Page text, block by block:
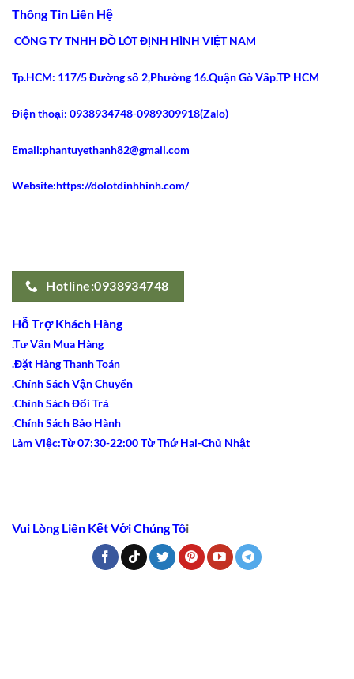
2026
Eo
Nhất
2026
Gen
Bụng
Latex
2021
Gây
Sốt
Thông Tin Liên Hệ
CÔNG TY TNHH ĐỒ LÓT ĐỊNH HÌNH VIỆT NAM
Tp.HCM: 117/5 Đường số 2,Phường 16.Quận Gò Vấp.TP HCM
Điện thoại: 0938934748-0989309918(Zalo)
Email:phantuyethanh82@gmail.com
Website:https://dolotdinhhinh.com/
Hotline:0938934748
Hỗ Trợ Khách Hàng
.Tư Vấn Mua Hàng
.Đặt Hàng Thanh Toán
.Chính Sách Vận Chuyển
.Chính Sách Đổi Trả
.Chính Sách Bảo Hành
Làm Việc:Từ 07:30-22:00 Từ Thứ Hai-Chủ Nhật
Vui Lòng Liên Kết Với Chúng Tôi